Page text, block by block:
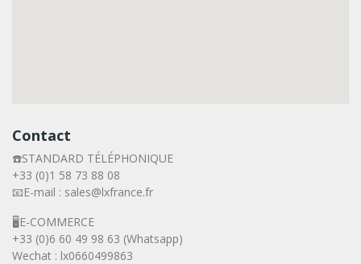
Contact
☎️STANDARD TÉLÉPHONIQUE
+33 (0)1 58 73 88 08
📧E-mail : sales@lxfrance.fr
🖥️E-COMMERCE
+33 (0)6 60 49 98 63 (Whatsapp)
Wechat : lx0660499863